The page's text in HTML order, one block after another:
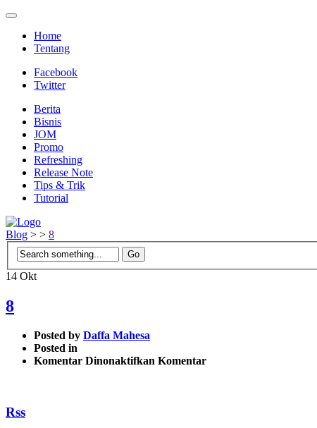
Home
Tentang
Facebook
Twitter
Berita
Bisnis
JOM
Promo
Refreshing
Release Note
Tips & Trik
Tutorial
Blog > > 8
14 Okt
8
Posted by Daffa Mahesa
Posted in
Komentar Dinonaktifkan pada
Komentar
Rss